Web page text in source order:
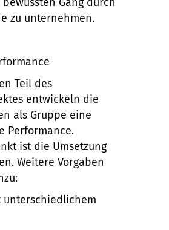
zu unternehmen.
Teil des
entwickeln die
als Gruppe eine
Performance.
ist die Umsetzung
Weitere Vorgaben
unterschiedlichem